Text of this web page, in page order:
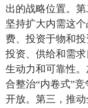
出的战略位置。
坚持扩大内需这
费、投资于物和
投资、供给和需
生动力和可靠性
合整治“内卷式”
开放。第三，推